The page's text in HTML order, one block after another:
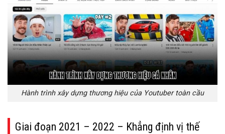
Hành trình xây dựng thương hiệu của Youtuber toàn cầu
Giai đoạn 2021 – 2022 – Khẳng định vị thế